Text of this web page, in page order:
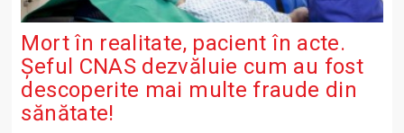
Mort în realitate, pacient în acte.
Șeful CNAS dezvăluie cum au fost
descoperite mai multe fraude din
sănătate!